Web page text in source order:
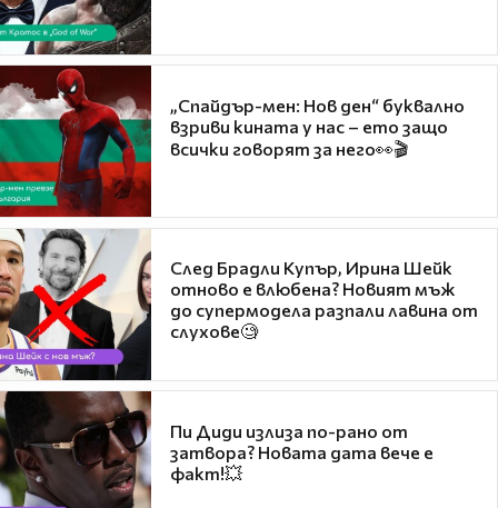
„Спайдър-мен: Нов ден“ буквално
взриви кината у нас – ето защо
всички говорят за него👀🎬
След Брадли Купър, Ирина Шейк
отново е влюбена? Новият мъж
до супермодела разпали лавина от
слухове🧐
Пи Диди излиза по-рано от
затвора? Новата дата вече е
факт!💥